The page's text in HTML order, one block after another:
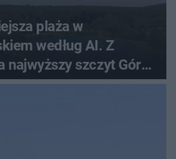
plaża w
według AI. Z
najwyższy szczyt Gór